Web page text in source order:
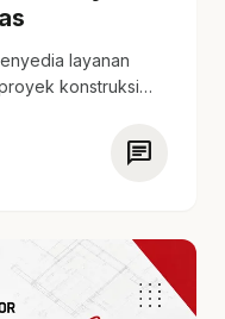
layanan
konstruksi
chat